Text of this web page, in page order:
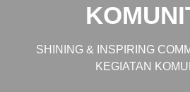
SHINING & INSPIRING
KEGIATAN